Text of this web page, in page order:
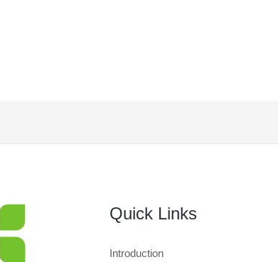
Quick Links
Introduction